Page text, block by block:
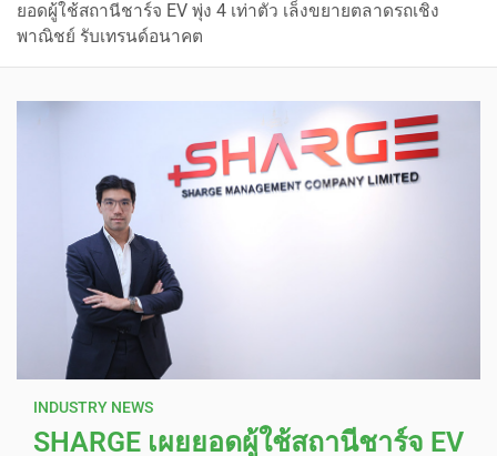
ยอดผู้ใช้สถานีชาร์จ EV พุ่ง 4 เท่าตัว เล็งขยายตลาดรถเชิง
พาณิชย์ รับเทรนด์อนาคต
INDUSTRY NEWS
SHARGE เผยยอดผู้ใช้สถานีชาร์จ EV